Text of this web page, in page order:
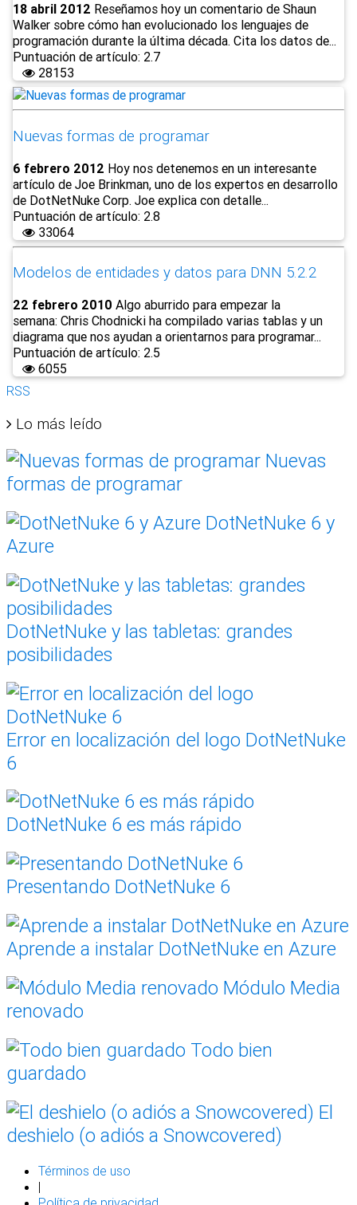
18 abril 2012 Reseñamos hoy un comentario de Shaun
Walker sobre cómo han evolucionado los lenguajes de
programación durante la última década. Cita los datos de...
Puntuación de artículo: 2.7
28153
Nuevas formas de programar
6 febrero 2012 Hoy nos detenemos en un interesante
artículo de Joe Brinkman, uno de los expertos en desarrollo
de DotNetNuke Corp. Joe explica con detalle...
Puntuación de artículo: 2.8
33064
Modelos de entidades y datos para DNN 5.2.2
22 febrero 2010 Algo aburrido para empezar la
semana: Chris Chodnicki ha compilado varias tablas y un
diagrama que nos ayudan a orientarnos para programar...
Puntuación de artículo: 2.5
6055
RSS
Lo más leído
Nuevas
formas de programar
DotNetNuke 6 y
Azure
DotNetNuke y las tabletas: grandes
posibilidades
Error en localización del logo DotNetNuke
6
DotNetNuke 6 es más rápido
Presentando DotNetNuke 6
Aprende a instalar DotNetNuke en Azure
Módulo Media
renovado
Todo bien
guardado
El
deshielo (o adiós a Snowcovered)
Términos de uso
|